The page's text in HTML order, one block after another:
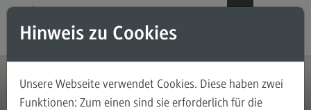
Direkt zum Inhalt
Direkt zum Hauptmenu
Direkt zum Footer
Modul-O-Mat
Masterstudiengänge
Hinweis zu Cookies
Unsere Webseite verwendet Cookies. Diese haben zwei
Funktionen: Zum einen sind sie erforderlich für die